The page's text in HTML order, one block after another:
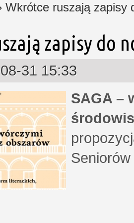
ruszają zapisy
zapisy do
31 15:33
SAGA –